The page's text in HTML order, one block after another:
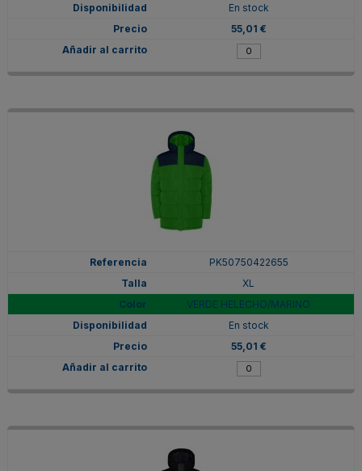
En stock
55,01 €
PK50750422655
XL
VERDE HELECHO/MARINO
En stock
55,01 €